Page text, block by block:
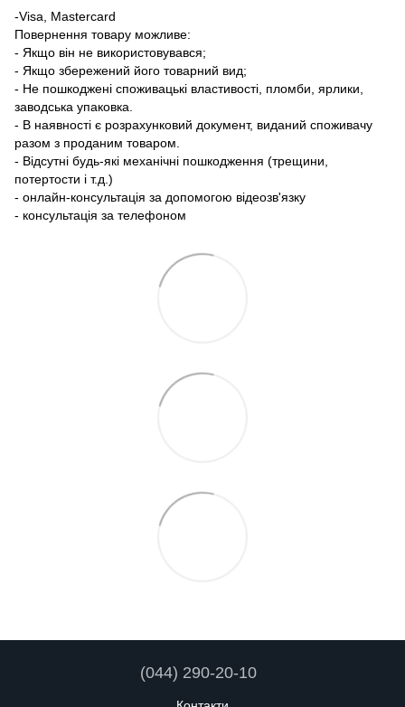
-Visa, Mastercard
Повернення товару можливе:
- Якщо він не використовувався;
- Якщо збережений його товарний вид;
- Не пошкоджені споживацькі властивості, пломби, ярлики,
заводська упаковка.
- В наявності є розрахунковий документ, виданий споживачу
разом з проданим товаром.
- Відсутні будь-які механічні пошкодження (трещини,
потертости і т.д.)
- онлайн-консультація за допомогою відеозв'язку
- консультація за телефоном
(044) 290-20-10